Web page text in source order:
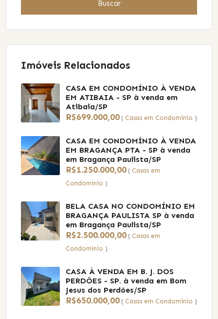
Buscar
Imóveis Relacionados
CASA EM CONDOMÍNIO À VENDA
EM ATIBAIA - SP à venda em
Atibaia/SP
R$699.000,00 ( Casas em Condominio )
CASA EM CONDOMÍNIO À VENDA
EM BRAGANÇA PTA - SP à venda
em Bragança Paulista/SP
R$1.250.000,00 ( Casas em
Condominio )
BELA CASA NO CONDOMÍNIO EM
BRAGANÇA PAULISTA SP à venda
em Bragança Paulista/SP
R$2.500.000,00 ( Casas em
Condominio )
CASA À VENDA EM B. J. DOS
PERDÕES - SP. à venda em Bom
Jesus dos Perdões/SP
R$650.000,00 ( Casas em Condominio )